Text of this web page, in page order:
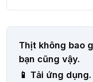
Thịt không bao
bạn cũng vậy.
📱 Tải ứng dụng.